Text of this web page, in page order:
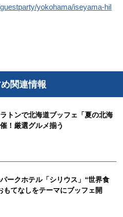
yokohama/iseyama-hil
関連情報
トンで北海道ブッフェ「夏の北海
！厳選グルメ揃う
ークホテル「シリウス」“世界食
もてなしをテーマにブッフェ開